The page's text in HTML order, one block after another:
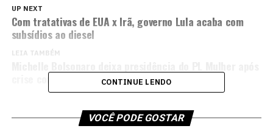
UP NEXT
Com tratativas de EUA x Irã, governo Lula acaba com
subsídios ao diesel
LEIA TAMBÉM
crise com Flávio
CONTINUE LENDO
VOCÊ PODE GOSTAR